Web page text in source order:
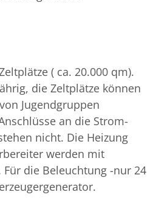
( ca. 20.000 qm).
die Zeltplätze können
Jugendgruppen
an die Strom-
nicht. Die Heizung
werden mit
Für die Beleuchtung -nur 24